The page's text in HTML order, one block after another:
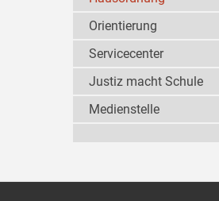
Orientierung
Servicecenter
Justiz macht Schule
Medienstelle